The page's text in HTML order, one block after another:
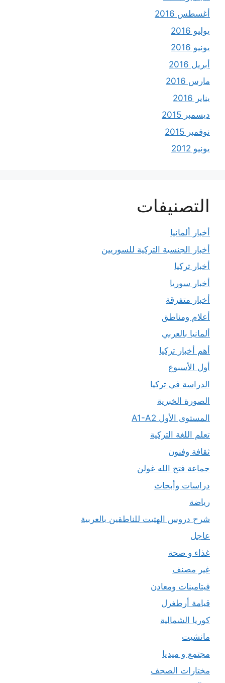
أغسطس 2016
يوليو 2016
يونيو 2016
أبريل 2016
مارس 2016
يناير 2016
ديسمبر 2015
نوفمبر 2015
يونيو 2012
التصنيفات
أخبار ألمانيا
أخبار الجنسية التركية للسوريين
أخبار تركيا
أخبار سوريا
أخبار متفرقة
أعلام ومناطق
ألمانيا بالعربي
أهم أخبار تركيا
أول الأسبوع
الدراسة في تركيا
الصورة الخبرية
المستوى الأول A1-A2
تعلم اللغة التركية
ثقافة وفنون
جماعة فتح الله غولن
دراسات وأبحاث
رياضة
شرح دروس الهتيت للناطقين بالعربية
عاجل
غذاء و صحة
غير مصنف
فيتامينات ومعادن
قيامة أرطغرل
كوريا الشمالية
مانشيت
مجتمع و ميديا
مختارات الصحف